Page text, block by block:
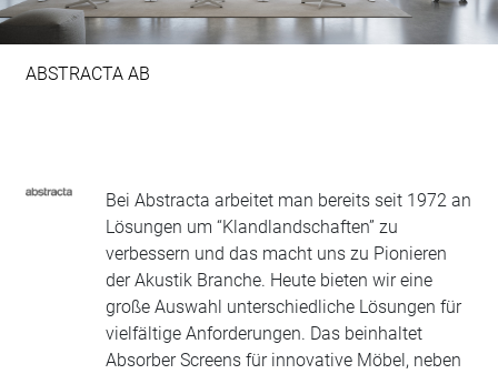
ABSTRACTA AB
Bei Abstracta arbeitet man bereits seit 1972 an
Lösungen um “Klandlandschaften” zu
verbessern und das macht uns zu Pionieren
der Akustik Branche. Heute bieten wir eine
große Auswahl unterschiedliche Lösungen für
vielfältige Anforderungen. Das beinhaltet
Absorber Screens für innovative Möbel, neben